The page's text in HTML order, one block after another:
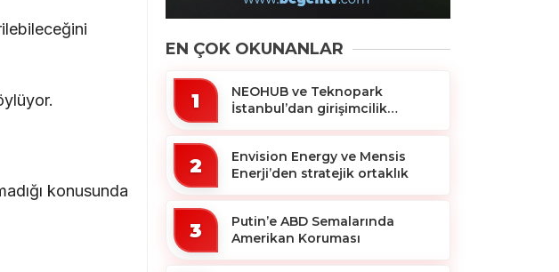
konusunda
EN ÇOK OKUNANLAR
1
NEOHUB ve Teknopark
İstanbul’dan girişimcilik
2
Envision Energy ve Mensis
Enerji’den stratejik ortaklık
3
Putin’e ABD Semalarında
Amerikan Koruması